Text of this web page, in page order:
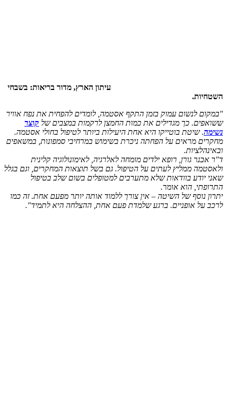
עיתון הארץ, מדור בריאות: בשבחי
השטחיות.
"במקום לנשום עמוק בזמן התקף אסטמה, לומדים להפחית את נפח אוויר
ששואפים. כך מגדילים את כמות החמצן לרקמות במצבים של קוצר
נשימה. שיטת בוטייקו היא אחת היעילות ביותר לטיפול בחולי אסטמה.
מחקרים מראים על הפחתה ניכרת בשימוש במרחיבי סמפונות, במשאפים
ובאינהלציות.
ד"ר אבנר גורן, רופא ילדים מומחה לאלרגיה, לאימונולוגיה קלינית
ולאסטמה ממליץ לעתים על הטיפול. גם בשל תוצאות המחקרים, וגם בגלל
שאני יודע בוודאות שלא מתערבים למטופלים בשום שלב בטיפול
התרופתי, הוא אומר.
יתרון נוסף של השיטה – אין צורך ללמוד אותה יותר מפעם אחת. זה כמו
לרכב על אופניים. ברגע שלמדת פעם אחת, ההצלחה היא לתמיד".